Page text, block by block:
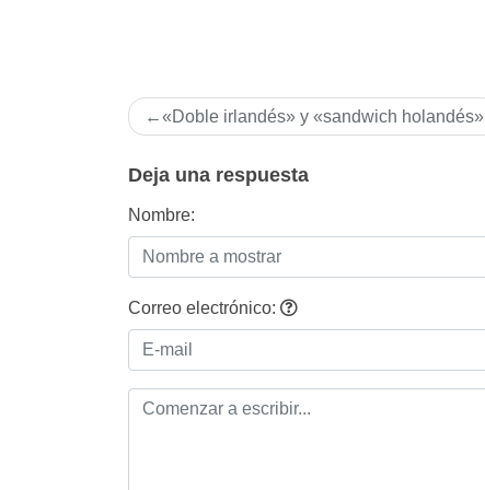
Navegación
de
entradas
«Doble irlandés» y «sandwich holandés»
Deja una respuesta
Nombre:
Correo electrónico: